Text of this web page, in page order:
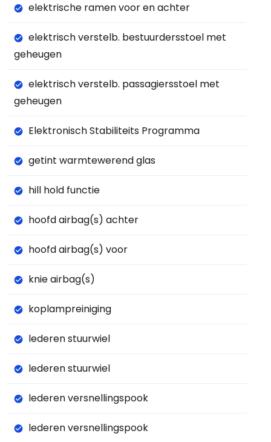
elektrische ramen voor en achter
elektrisch verstelb. bestuurdersstoel met
geheugen
elektrisch verstelb. passagiersstoel met
geheugen
Elektronisch Stabiliteits Programma
getint warmtewerend glas
hill hold functie
hoofd airbag(s) achter
hoofd airbag(s) voor
knie airbag(s)
koplampreiniging
lederen stuurwiel
lederen stuurwiel
lederen versnellingspook
lederen versnellingspook